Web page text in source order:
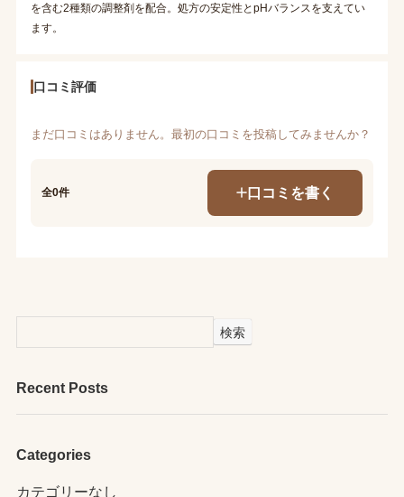
を含む2種類の調整剤を配合。処方の安定性とpHバランスを支えてい
ます。
口コミ評価
まだ口コミはありません。最初の口コミを投稿してみませんか？
全0件 口コミを書く
検索
Recent Posts
Categories
カテゴリーなし